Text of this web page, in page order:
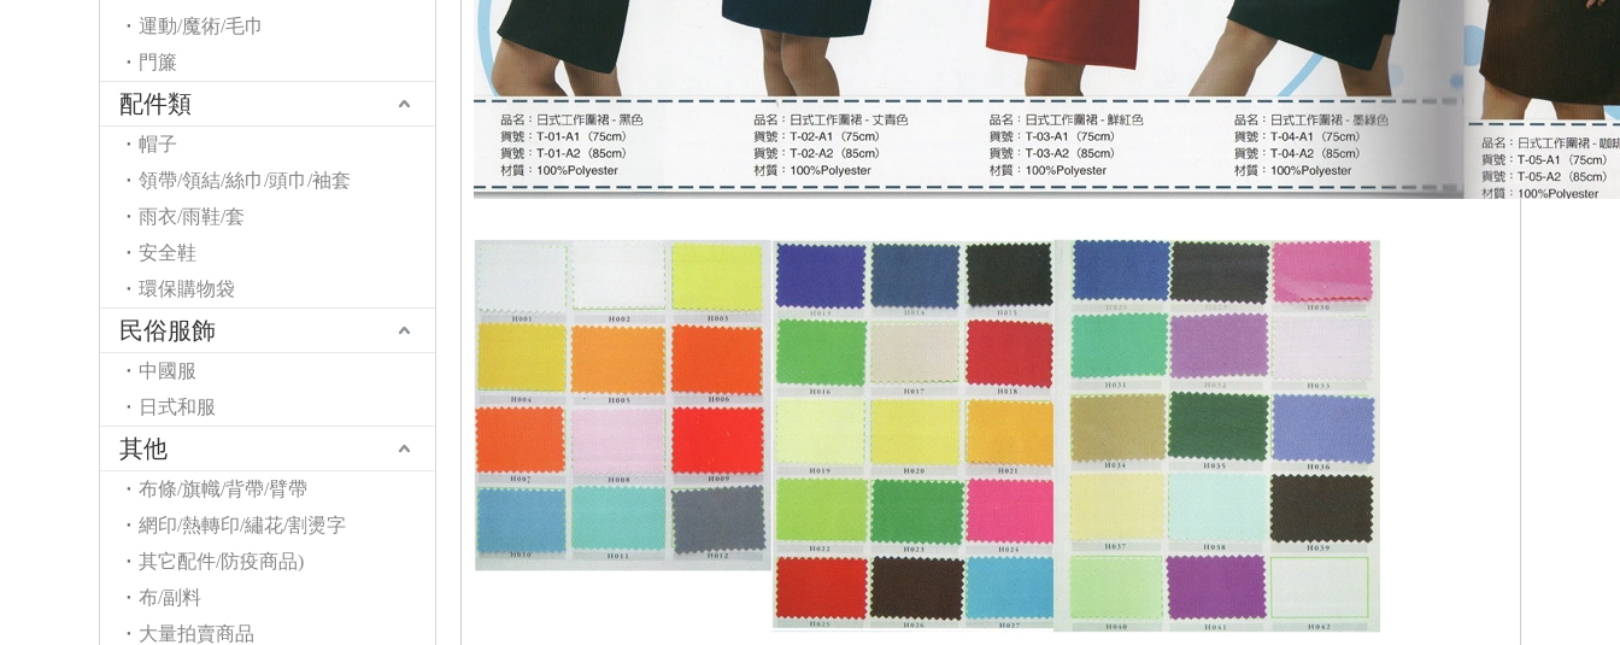
運動/魔術/毛巾
門簾
配件類
帽子
領帶/領結/絲巾/頭巾/袖套
雨衣/雨鞋/套
安全鞋
環保購物袋
民俗服飾
中國服
日式和服
其他
布條/旗幟/背帶/臂帶
網印/熱轉印/繡花/割燙字
其它配件/防疫商品)
布/副料
大量拍賣商品